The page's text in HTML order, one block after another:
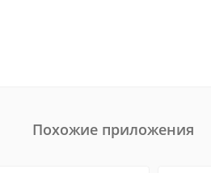
Похожие приложения